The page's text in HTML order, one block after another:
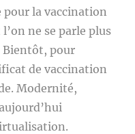
pour la vaccination
ne se parle plus
Bientôt, pour
de vaccination
Modernité,